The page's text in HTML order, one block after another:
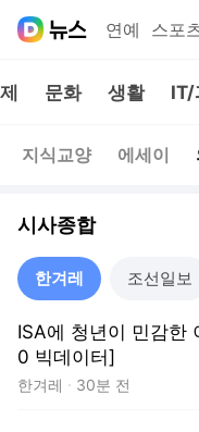
연예 스포
문화 생활 IT/
지식교양 에세이
시사종합
한겨레 조선일보
ISA에 청년이 민감한
0 빅데이터]
한겨레 30분 전